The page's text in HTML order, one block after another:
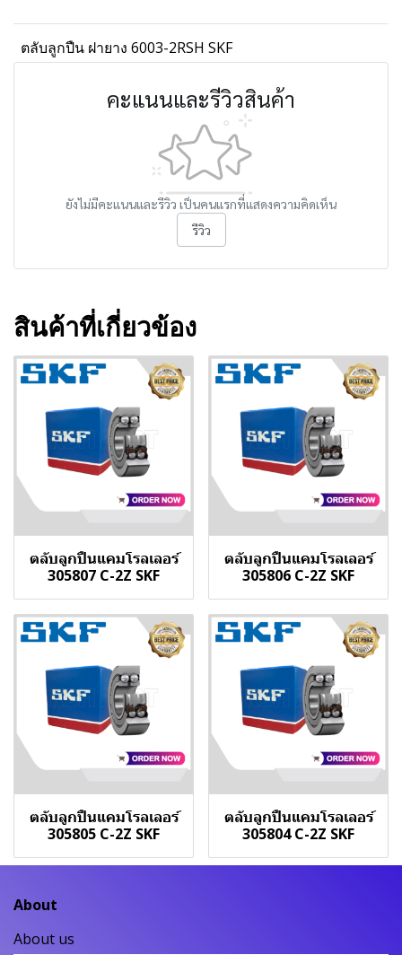
ตลับลูกปืน ฝายาง 6003-2RSH SKF
คะแนนและรีวิวสินค้า
ยังไม่มีคะแนนและรีวิว เป็นคนแรกที่แสดงความคิดเห็น
รีวิว
สินค้าที่เกี่ยวข้อง
ตลับลูกปืนแคมโรลเลอร์
305807 C-2Z SKF
ตลับลูกปืนแคมโรลเลอร์
305806 C-2Z SKF
ตลับลูกปืนแคมโรลเลอร์
305805 C-2Z SKF
ตลับลูกปืนแคมโรลเลอร์
305804 C-2Z SKF
About
About us